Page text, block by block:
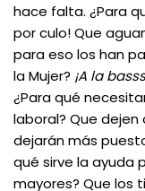
hace falta. ¿Para
por culo! Que
para eso los han
la Mujer? ¡A la
¿Para qué
laboral? Que
dejarán más
qué sirve la ayuda
mayores? Que los